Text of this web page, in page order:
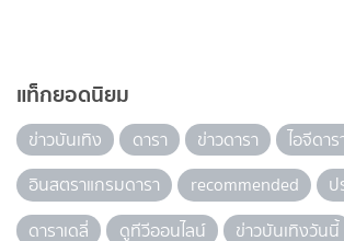
แท็กยอดนิยม
ข่าวบันเทิง ดารา ข่าวดารา
ไอจีดาร
อินสตราแกรมดารา
recommended
ป
ดาราเดลี่
ดูทีวีออนไลน์ ข่าวบันเทิงวันนี้